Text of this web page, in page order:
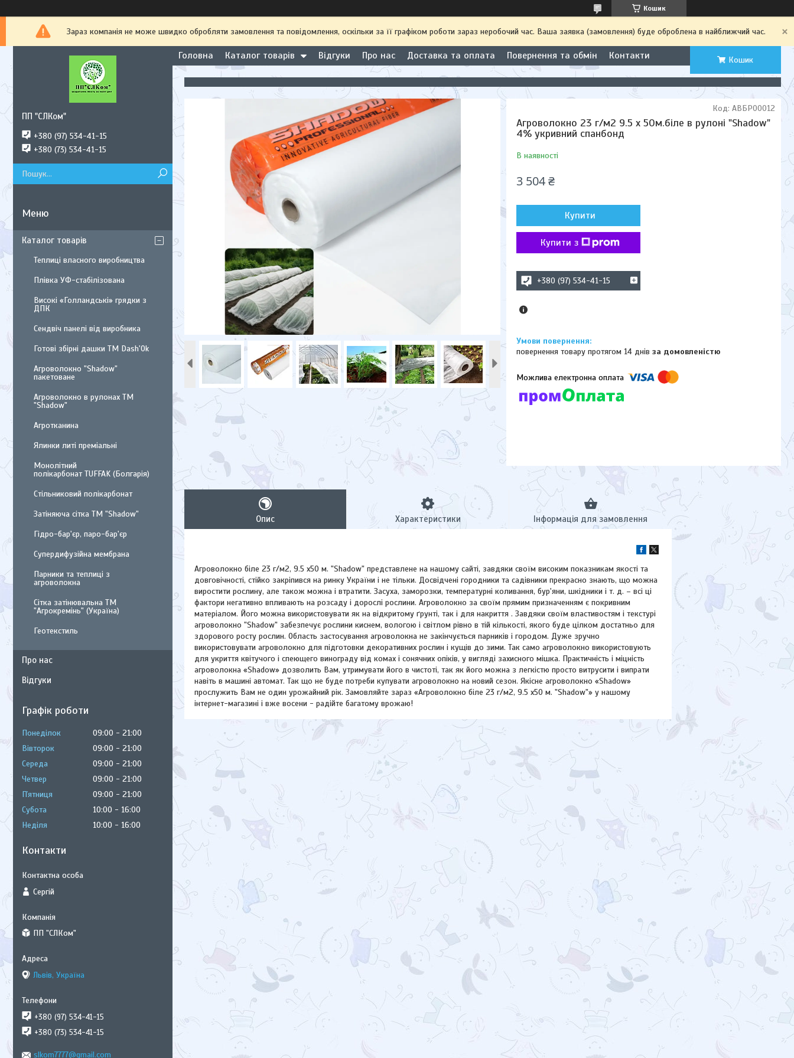
Кошик
Зараз компанія не може швидко обробляти замовлення та повідомлення, оскільки за її графіком роботи зараз неробочий час. Ваша заявка (замовлення) буде оброблена в найближчий час.
Головна Каталог товарів Відгуки Про нас Доставка та оплата Повернення та обмін Контакти Кошик
Агроволокно 23 г/м2 9.5 х 50м.біле в рулоні "Shadow"
4% укривний спанбонд
В наявності
Код: АВБР00012
3 504 ₴
Купити
Купити з
+380 (97) 534-41-15
повернення товару протягом 14 днівза домовленістю
Опис Характеристики Інформація для замовлення
Агроволокно біле 23 г/м2, 9.5 х50 м. "Shadow" представлене на нашому сайті, завдяки своїм високим показникам якості та
довговічності, стійко закріпився на ринку України і не тільки. Досвідчені городники та садівники прекрасно знають, що можна
виростити рослину, але також можна і втратити. Засуха, заморозки, температурні коливання, бур'яни, шкідники і т. д. – всі ці
фактори негативно впливають на розсаду і дорослі рослини. Агроволокно за своїм прямим призначенням є покривним
матеріалом. Його можна використовувати як на відкритому ґрунті, так і для накриття . Завдяки своїм властивостям і текстурі
агроволокно "Shadow" забезпечує рослини киснем, вологою і світлом рівно в тій кількості, якого буде цілком достатньо для
здорового росту рослин. Область застосування агроволокна не закінчується парників і городом. Дуже зручно
використовувати агроволокно для підготовки декоративних рослин і кущів до зими. Так само агроволокно використовують
для укриття квітучого і спеющего винограду від комах і сонячних опіків, у вигляді захисного мішка. Практичність і міцність
агроволокна «Shadow» дозволить Вам, утримувати його в чистоті, так як його можна з легкістю просто витрусити і випрати
навіть в машині автомат. Так що не буде потреби купувати агроволокно на новий сезон. Якісне агроволокно «Shadow»
прослужить Вам не один урожайний рік. Замовляйте зараз «Агроволокно біле 23 г/м2, 9.5 х50 м. "Shadow"» у нашому
інтернет-магазині і вже восени - радійте багатому врожаю!
ПП "СЛКом"
+380 (97) 534-41-15
+380 (73) 534-41-15
Каталог товарів
Теплиці власного виробництва
Плівка УФ-стабілізована
Високі «Голландські» грядки з
ДПК
Сендвіч панелі від виробника
Готові збірні дашки ТМ Dash'Ok
Агроволокно "Shadow"
пакетоване
Агроволокно в рулонах ТМ
"Shadow"
Агротканина
Ялинки литі преміальні
Монолітний
полікарбонат TUFFAK (Болгарія)
Стільниковий полікарбонат
Затіняюча сітка ТМ "Shadow"
Гідро-бар'єр, паро-бар'єр
Супердифузійна мембрана
Парники та теплиці з
агроволокна
Сітка затінювальна ТМ
"Агрокремінь" (Україна)
Геотекстиль
Про нас
Відгуки
Графік роботи
Понеділок 09:00
21:00
Вівторок
09:00
21:00
Середа
09:00
21:00
Четвер
09:00
21:00
Пʼятниця
09:00
21:00
Субота
10:00
16:00
Неділя
10:00 16:00
Контакти
Сергій
ПП "СЛКом"
Львів, Україна
+380 (97) 534-41-15
+380 (73) 534-41-15
slkom7777@gmail.com